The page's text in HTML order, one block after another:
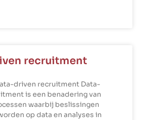
recruitment
driven recruitment Data-
is een benadering van
waarbij beslissingen
op data en analyses in